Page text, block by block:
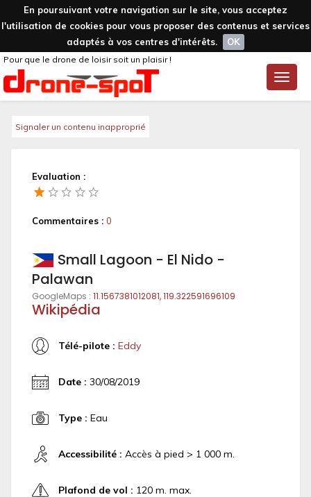
En poursuivant votre navigation sur le site, vous acceptez
l'utilisation de cookies pour vous proposer des contenus et services
adaptés à vos centres d'intérêts.
OK
Toggle
Pour que le drone de loisir soit un plaisir !
Signaler un contenu inapproprié
Evaluation :
Commentaires : 0
Small Lagoon - El Nido -
Palawan
GoogleMaps : 11.1567381012081, 119.322591696109
Wikipédia
Télé-pilote : Eddy
Date : 30/08/2019
Type : Eau
Accessibilité : Accès à pied > 1 000 m.
Plafond de vol : 120 m. max.